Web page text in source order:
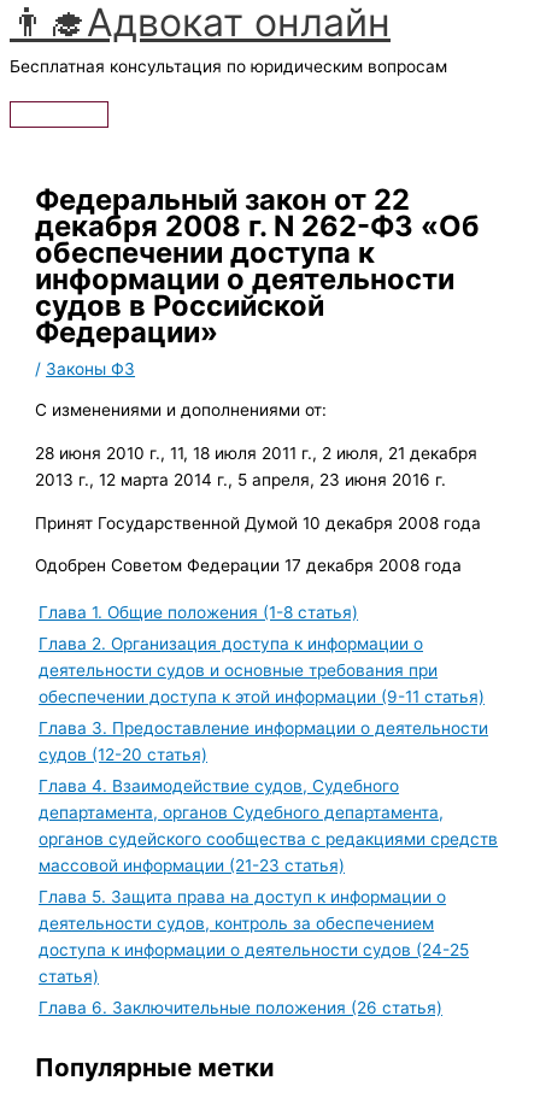
Перейти
к
содержимому
👨‍🎓Адвокат онлайн
Бесплатная консультация по юридическим вопросам
Главное
Федеральный закон от 22
декабря 2008 г. N 262-ФЗ «Об
обеспечении доступа к
информации о деятельности
судов в Российской
Федерации»
/ Законы ФЗ
С изменениями и дополнениями от:
28 июня 2010 г., 11, 18 июля 2011 г., 2 июля, 21 декабря
2013 г., 12 марта 2014 г., 5 апреля, 23 июня 2016 г.
Принят Государственной Думой 10 декабря 2008 года
Одобрен Советом Федерации 17 декабря 2008 года
Глава 1. Общие положения (1-8 статья)
Глава 2. Организация доступа к информации о
деятельности судов и основные требования при
обеспечении доступа к этой информации (9-11 статья)
Глава 3. Предоставление информации о деятельности
судов (12-20 статья)
Глава 4. Взаимодействие судов, Судебного
департамента, органов Судебного департамента,
органов судейского сообщества с редакциями средств
массовой информации (21-23 статья)
Глава 5. Защита права на доступ к информации о
деятельности судов, контроль за обеспечением
доступа к информации о деятельности судов (24-25
статья)
Глава 6. Заключительные положения (26 статья)
Популярные метки